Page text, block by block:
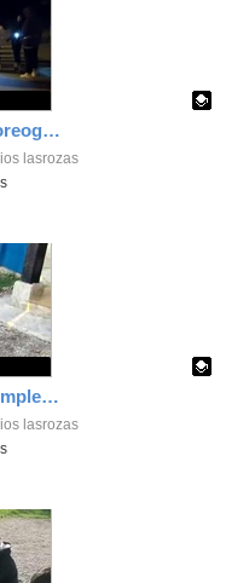
Proyecto Inmersión 6º_Coreografias nocturnas_CEIP FDLR_Las Rozas
lasrozas
Inmersión Lingüística_Cumpleaños Ivan_CEIP FDLR_Las Rozas
lasrozas